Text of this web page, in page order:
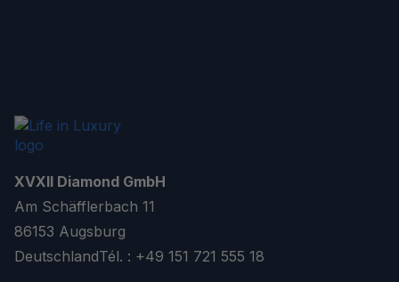
XVXII Diamond GmbH
Am Schäfflerbach 11
86153 Augsburg
DeutschlandTél. : +49 151 721 555 18